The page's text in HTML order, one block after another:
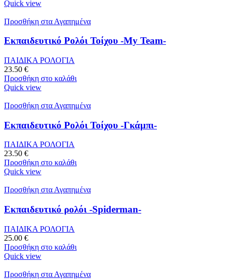
Quick view
Προσθήκη στα Αγαπημένα
Εκπαιδευτικό Ρολόι Τοίχου -My Team-
ΠΑΙΔΙΚΑ ΡΟΛΟΓΙΑ
23.50 €
Προσθήκη στο καλάθι
Quick view
Προσθήκη στα Αγαπημένα
Εκπαιδευτικό Ρολόι Τοίχου -Γκάμπι-
ΠΑΙΔΙΚΑ ΡΟΛΟΓΙΑ
23.50 €
Προσθήκη στο καλάθι
Quick view
Προσθήκη στα Αγαπημένα
Εκπαιδευτικό ρολόι -Spiderman-
ΠΑΙΔΙΚΑ ΡΟΛΟΓΙΑ
25.00 €
Προσθήκη στο καλάθι
Quick view
Προσθήκη στα Αγαπημένα